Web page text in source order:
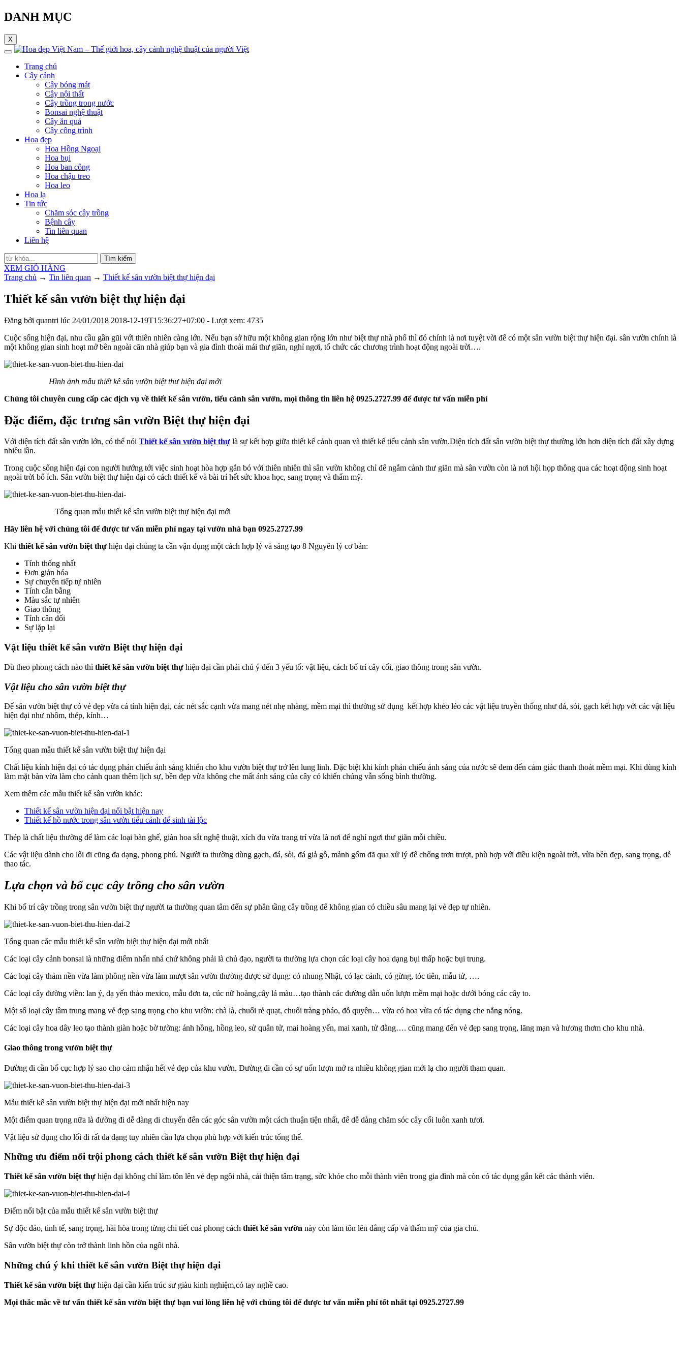
DANH MỤC
X
Trang chủ
Cây cảnh
Cây bóng mát
Cây nội thất
Cây trồng trong nước
Bonsai nghệ thuật
Cây ăn quả
Cây công trình
Hoa đẹp
Hoa Hồng Ngoại
Hoa bụi
Hoa ban công
Hoa chậu treo
Hoa leo
Hoa lạ
Tin tức
Chăm sóc cây trồng
Bệnh cây
Tin liên quan
Liên hệ
Tìm kiếm
XEM GIỎ HÀNG
Trang chủ → Tin liên quan → Thiết kế sân vườn biệt thự hiện đại
Thiết kế sân vườn biệt thự hiện đại
Đăng bởi quantri lúc 24/01/2018 2018-12-19T15:36:27+07:00 - Lượt xem: 4735
Cuộc sống hiện đại, nhu cầu gần gũi với thiên nhiên càng lớn. Nếu bạn sở hữu một không gian rộng lớn như biệt thự nhà phố thì đó chính là nơi tuyệt vời để có một sân vườn biệt thự hiện đại. sân vườn chính là
một không gian sinh hoạt mở bên ngoài căn nhà giúp bạn và gia đình thoải mái thư giãn, nghỉ ngơi, tổ chức các chương trình hoạt động ngoài trời….
Hình ảnh mẫu thiết kê sân vườn biệt thư hiện đại mới
Chúng tôi chuyên cung cấp các dịch vụ về thiết kế sân vườn, tiểu cảnh sân vườn, mọi thông tin liên hệ 0925.2727.99 để được tư vấn miễn phí
Đặc điểm, đặc trưng sân vườn Biệt thự hiện đại
Với diện tích đất sân vườn lớn, có thể nói Thiết kế sân vườn biệt thự là sự kết hợp giữa thiết kế cảnh quan và thiết kế tiểu cảnh sân vườn.Diện tích đất sân vườn biệt thự thường lớn hơn diện tích đất xây dựng
nhiều lần.
Trong cuộc sống hiện đại con người hướng tới việc sinh hoạt hòa hợp gắn bó với thiên nhiên thì sân vườn không chỉ để ngắm cảnh thư giãn mà sân vườn còn là nơi hội họp thông qua các hoạt động sinh hoạt
ngoài trời bổ ích. Sân vườn biệt thự hiện đại có cách thiết kế và bài trí hết sức khoa học, sang trọng và thẩm mỹ.
Tổng quan mẫu thiết kế sân vườn biệt thự hiện đại mới
Hãy liên hệ với chúng tôi để được tư vấn miễn phí ngay tại vườn nhà bạn 0925.2727.99
Khi thiết kế sân vườn biệt thự hiện đại chúng ta cần vận dụng một cách hợp lý và sáng tạo 8 Nguyên lý cơ bản:
Tính thống nhất
Đơn giản hóa
Sự chuyển tiếp tự nhiên
Tính cân bằng
Màu sắc tự nhiên
Giao thông
Tính cân đối
Sự lặp lại
Vật liệu thiết kế sân vườn Biệt thự hiện đại
Dù theo phong cách nào thì thiết kế sân vườn biệt thự hiện đại cần phải chú ý đến 3 yếu tố: vật liệu, cách bố trí cây cối, giao thông trong sân vườn.
Vật liệu cho sân vườn biệt thự
Để sân vườn biệt thự có vẻ đẹp vừa cá tính hiện đại, các nét sắc cạnh vừa mang nét nhẹ nhàng, mềm mại thì thường sử dụng kết hợp khẻo léo các vật liệu truyền thống như đá, sỏi, gạch kết hợp với các vật liệu
hiện đại như nhôm, thép, kính…
Tổng quan mẫu thiết kế sân vườn biệt thự hiện đại
Chất liệu kính hiện đại có tác dụng phản chiếu ánh sáng khiến cho khu vườn biệt thự trở lên lung linh. Đặc biệt khi kính phản chiếu ánh sáng của nước sẽ đem đến cảm giác thanh thoát mềm mại. Khi dùng kính
làm mặt bàn vừa làm cho cảnh quan thêm lịch sự, bền đẹp vừa không che mất ánh sáng của cây cỏ khiến chúng vẫn sống bình thường.
Xem thêm các mẫu thiết kế sân vườn khác:
Thiết kế sân vườn hiện đại nổi bật hiện nay
Thiết kế hồ nước trong sân vườn tiểu cảnh để sinh tài lộc
Thép là chất liệu thường để làm các loại bàn ghế, giàn hoa sắt nghệ thuật, xích đu vừa trang trí vừa là nơi để nghỉ ngơi thư giãn mỗi chiều.
Các vật liệu dành cho lối đi cũng đa dạng, phong phú. Người ta thường dùng gạch, đá, sỏi, đá giả gỗ, mảnh gốm đã qua xử lý để chống trơn trượt, phù hợp với điều kiện ngoài trời, vừa bền đẹp, sang trọng, dễ
thao tác.
Lựa chọn và bố cục cây trồng cho sân vườn
Khi bố trí cây trồng trong sân vườn biệt thự người ta thường quan tâm đến sự phân tầng cây trồng để không gian có chiều sâu mang lại vẻ đẹp tự nhiên.
Tổng quan các mẫu thiết kế sân vườn biệt thự hiện đại mới nhất
Các loại cây cảnh bonsai là những điểm nhấn nhá chứ không phải là chủ đạo, người ta thường lựa chọn các loại cây hoa dạng bụi thấp hoặc bụi trung.
Các loại cây thảm nền vừa làm phông nền vừa làm mượt sân vườn thường được sử dụng: cỏ nhung Nhật, cỏ lạc cảnh, cỏ gừng, tóc tiên, mẫu tử, ….
Các loại cây đường viền: lan ý, dạ yến thảo mexico, mẫu đơn ta, cúc nữ hoàng,cây lá màu…tạo thành các đường dẫn uốn lượn mềm mại hoặc dưới bóng các cây to.
Một số loại cây tầm trung mang vẻ đẹp sang trọng cho khu vườn: chà là, chuối rẻ quạt, chuối tràng pháo, đỗ quyên… vừa có hoa vừa có tác dụng che nắng nóng.
Các loại cây hoa dây leo tạo thành giàn hoặc bờ tường: ánh hồng, hồng leo, sử quân tử, mai hoàng yến, mai xanh, tử đằng…. cũng mang đến vẻ đẹp sang trọng, lãng mạn và hương thơm cho khu nhà.
Giao thông trong vườn biệt thự
Đường đi cần bố cục hợp lý sao cho cảm nhận hết vẻ đẹp của khu vườn. Đường đi cần có sự uốn lượn mở ra nhiều không gian mới lạ cho người tham quan.
Mẫu thiết kế sân vườn biệt thự hiện đại mới nhất hiện nay
Một điểm quan trọng nữa là đường đi dễ dàng di chuyển đến các góc sân vườn một cách thuận tiện nhất, để dễ dàng chăm sóc cây cối luôn xanh tươi.
Vật liệu sử dụng cho lối đi rất đa dạng tuy nhiên cần lựa chọn phù hợp với kiến trúc tổng thể.
Những ưu điểm nổi trội phong cách thiết kế sân vườn Biệt thự hiện đại
Thiết kế sân vườn biệt thự hiện đại không chỉ làm tôn lên vẻ đẹp ngôi nhà, cải thiện tâm trạng, sức khỏe cho mỗi thành viên trong gia đình mà còn có tác dụng gắn kết các thành viên.
Điểm nổi bật của mẫu thiết kế sân vườn biệt thự
Sự độc đáo, tinh tế, sang trọng, hài hòa trong từng chi tiết cuả phong cách thiết kế sân vườn này còn làm tôn lên đẳng cấp và thẩm mỹ của gia chủ.
Sân vườn biệt thự còn trở thành linh hồn của ngôi nhà.
Những chú ý khi thiết kế sân vườn Biệt thự hiện đại
Thiết kế sân vườn biệt thự hiện đại cần kiến trúc sư giàu kinh nghiệm,có tay nghề cao.
Mọi thắc mắc về tư vấn thiết kế sân vườn biệt thự bạn vui lòng liên hệ với chúng tôi để được tư vấn miễn phí tốt nhất tại 0925.2727.99